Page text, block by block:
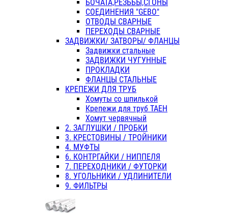
БОЧАТА,РЕЗЬБЫ,СГОНЫ
СОЕДИНЕНИЯ "GEBO"
ОТВОДЫ СВАРНЫЕ
ПЕРЕХОДЫ СВАРНЫЕ
ЗАДВИЖКИ/ ЗАТВОРЫ/ ФЛАНЦЫ
Задвижки стальные
ЗАДВИЖКИ ЧУГУННЫЕ
ПРОКЛАДКИ
ФЛАНЦЫ СТАЛЬНЫЕ
КРЕПЕЖИ ДЛЯ ТРУБ
Хомуты со шпилькой
Крепежи для труб ТАЕН
Хомут червячный
2. ЗАГЛУШКИ / ПРОБКИ
3. КРЕСТОВИНЫ / ТРОЙНИКИ
4. МУФТЫ
6. КОНТРГАЙКИ / НИППЕЛЯ
7. ПЕРЕХОДНИКИ / ФУТОРКИ
8. УГОЛЬНИКИ / УДЛИНИТЕЛИ
9. ФИЛЬТРЫ